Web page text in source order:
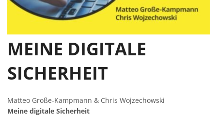
MEINE DIGITALE
SICHERHEIT
Matteo Große-Kampmann & Chris Wojzechowski
Meine digitale Sicherheit